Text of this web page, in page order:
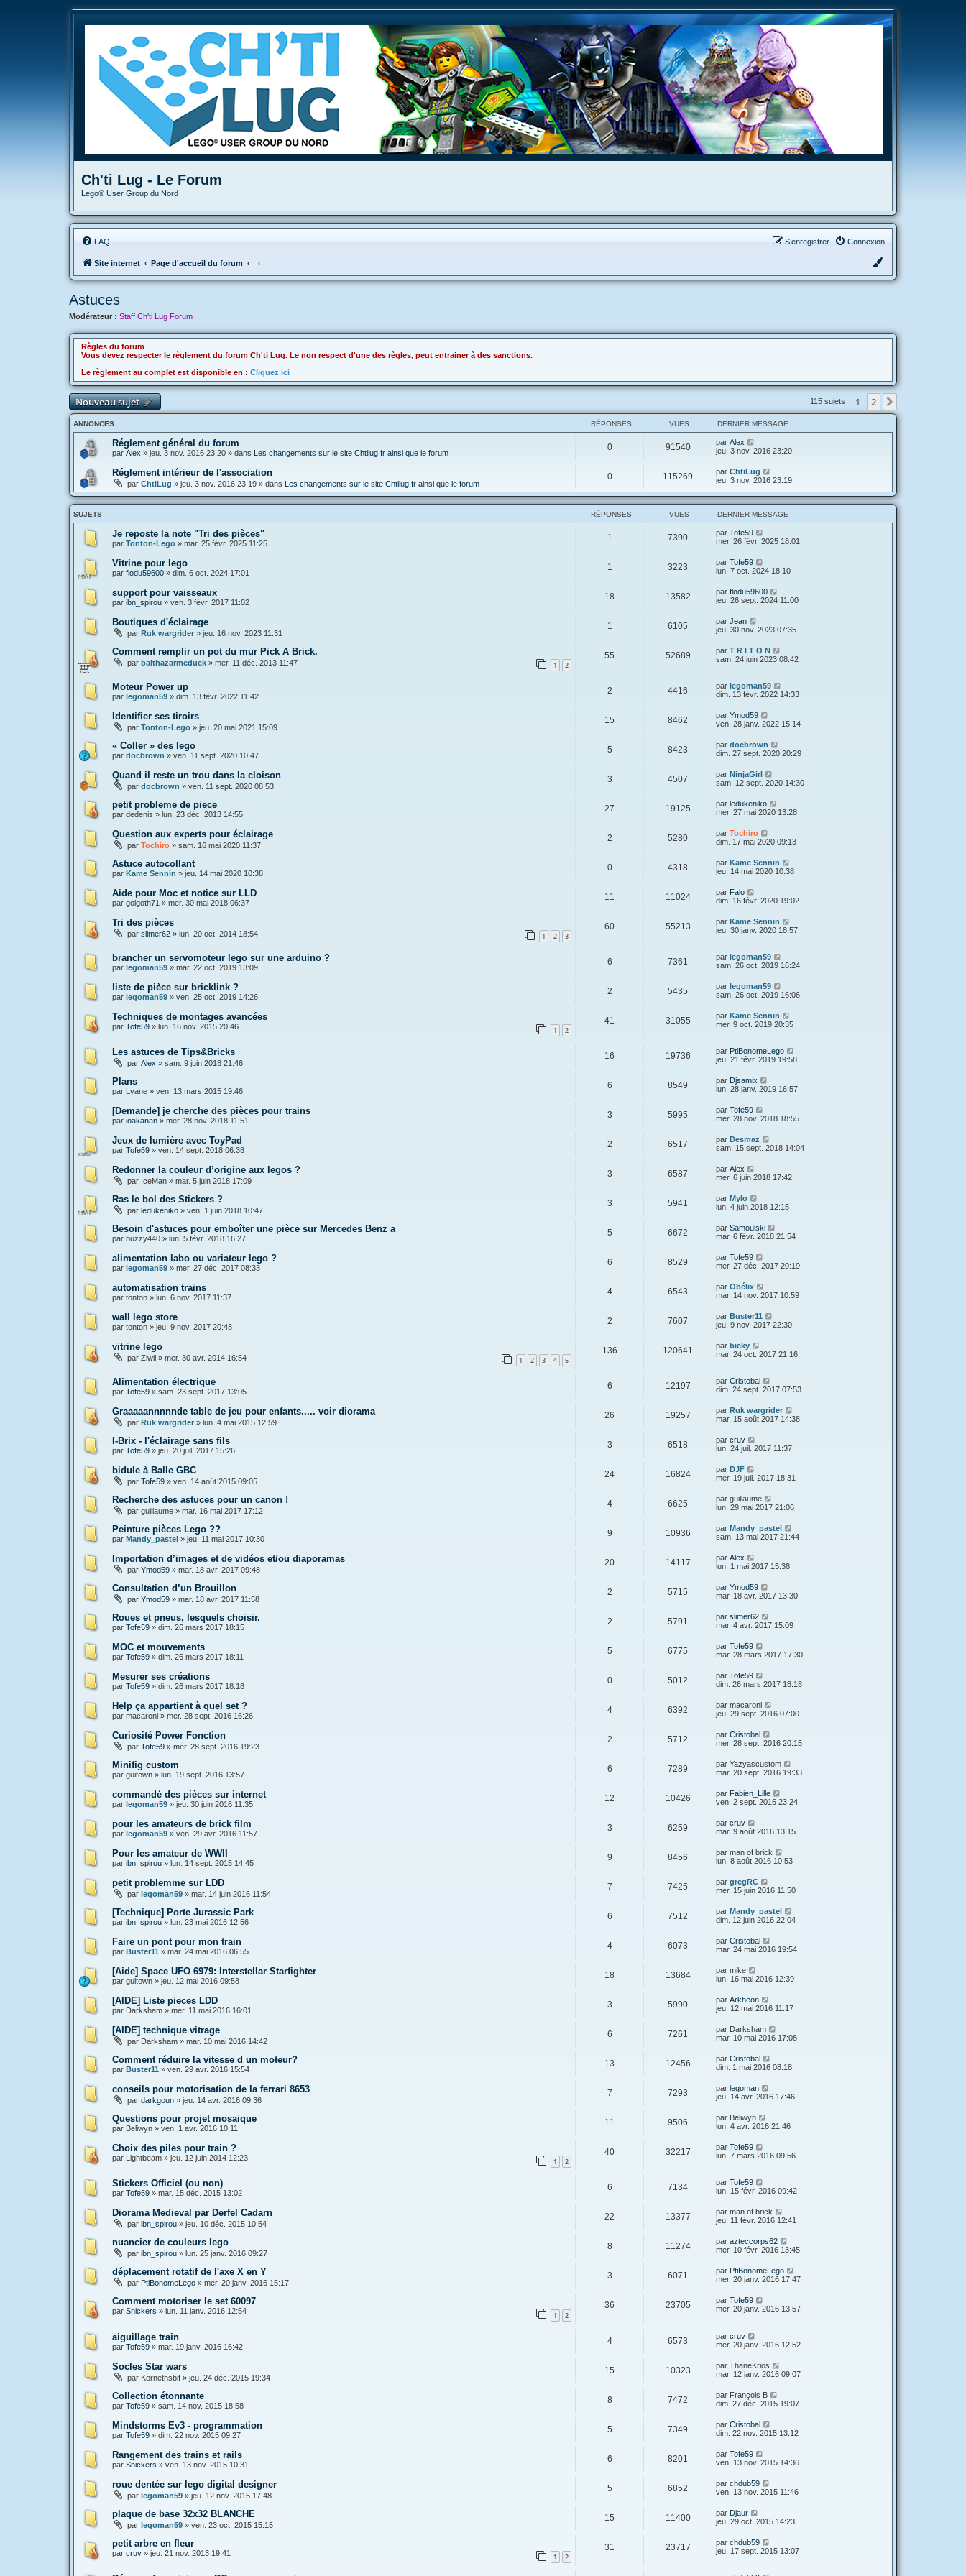
Ch'ti Lug - Le Forum
Lego® User Group du Nord
FAQ Connexion
S’enregistrer
Site internet Page d'accueil du forum
Astuces
Modérateur : Staff Ch'ti Lug Forum
Règles du forum
Vous devez respecter le règlement du forum Ch'ti Lug. Le non respect d'une des règles, peut entrainer à des sanctions.
Le règlement au complet est disponible en : Cliquez ici
Nouveau sujet 115 sujets 1 2
ANNONCES RÉPONSES VUES DERNIER MESSAGE
Réglement général du forum
par Alex » jeu. 3 nov. 2016 23:20 » dans Les changements sur le site Chtilug.fr ainsi que le forum
0 91540 par Alex
jeu. 3 nov. 2016 23:20
Réglement intérieur de l'association
par ChtiLug » jeu. 3 nov. 2016 23:19 » dans Les changements sur le site Chtilug.fr ainsi que le forum
0 115269 par ChtiLug
jeu. 3 nov. 2016 23:19
SUJETS RÉPONSES VUES DERNIER MESSAGE
Je reposte la note "Tri des pièces"
par Tonton-Lego » mar. 25 févr. 2025 11:25
1 7390 par Tofe59
mer. 26 févr. 2025 18:01
Vitrine pour lego
par flodu59600 » dim. 6 oct. 2024 17:01
1 3223 par Tofe59
lun. 7 oct. 2024 18:10
support pour vaisseaux
par ibn_spirou » ven. 3 févr. 2017 11:02
18 13582 par flodu59600
jeu. 26 sept. 2024 11:00
Boutiques d'éclairage
par Ruk wargrider » jeu. 16 nov. 2023 11:31
1 6105 par Jean
jeu. 30 nov. 2023 07:35
Comment remplir un pot du mur Pick A Brick.
par balthazarmcduck » mer. 11 déc. 2013 11:47 1 2
55 52689 par T R I T O N
sam. 24 juin 2023 08:42
Moteur Power up
par legoman59 » dim. 13 févr. 2022 11:42
2 4416 par legoman59
dim. 13 févr. 2022 14:33
Identifier ses tiroirs
par Tonton-Lego » jeu. 20 mai 2021 15:09
15 8462 par Ymod59
ven. 28 janv. 2022 15:14
« Coller » des lego
par docbrown » ven. 11 sept. 2020 10:47
5 8423 par docbrown
dim. 27 sept. 2020 20:29
Quand il reste un trou dans la cloison
par docbrown » ven. 11 sept. 2020 08:53
3 4507 par NinjaGirl
sam. 12 sept. 2020 14:30
petit probleme de piece
par dedenis » lun. 23 déc. 2013 14:55
27 19125 par ledukeniko
mer. 27 mai 2020 13:28
Question aux experts pour éclairage
par Tochiro » sam. 16 mai 2020 11:37
2 5280 par Tochiro
dim. 17 mai 2020 09:13
Astuce autocollant
par Kame Sennin » jeu. 14 mai 2020 10:38
0 4318 par Kame Sennin
jeu. 14 mai 2020 10:38
Aide pour Moc et notice sur LLD
par golgoth71 » mer. 30 mai 2018 06:37
11 11024 par Falo
dim. 16 févr. 2020 19:02
Tri des pièces
par slimer62 » lun. 20 oct. 2014 18:54 1 2 3
60 55213 par Kame Sennin
jeu. 30 janv. 2020 18:57
brancher un servomoteur lego sur une arduino ?
par legoman59 » mar. 22 oct. 2019 13:09
6 7361 par legoman59
sam. 26 oct. 2019 16:24
liste de pièce sur bricklink ?
par legoman59 » ven. 25 oct. 2019 14:26
2 5435 par legoman59
sam. 26 oct. 2019 16:06
Techniques de montages avancées
par Tofe59 » lun. 16 nov. 2015 20:46 1 2
41 31055 par Kame Sennin
mer. 9 oct. 2019 20:35
Les astuces de Tips&Bricks
par Alex » sam. 9 juin 2018 21:46
16 19736 par PtiBonomeLego
jeu. 21 févr. 2019 19:58
Plans
par Lyane » ven. 13 mars 2015 19:46
6 8549 par Djsamix
lun. 28 janv. 2019 16:57
[Demande] je cherche des pièces pour trains
par ioakanan » mer. 28 nov. 2018 11:51
3 5995 par Tofe59
mer. 28 nov. 2018 18:55
Jeux de lumière avec ToyPad
par Tofe59 » ven. 14 sept. 2018 06:38
2 6517 par Desmaz
sam. 15 sept. 2018 14:04
Redonner la couleur d’origine aux legos ?
par IceMan » mar. 5 juin 2018 17:09
3 6587 par Alex
mer. 6 juin 2018 17:42
Ras le bol des Stickers ?
par ledukeniko » ven. 1 juin 2018 10:47
3 5941 par Mylo
lun. 4 juin 2018 12:15
Besoin d'astuces pour emboîter une pièce sur Mercedes Benz a
par buzzy440 » lun. 5 févr. 2018 16:27
5 6672 par Samoulski
mar. 6 févr. 2018 21:54
alimentation labo ou variateur lego ?
par legoman59 » mer. 27 déc. 2017 08:33
6 8529 par Tofe59
mer. 27 déc. 2017 20:19
automatisation trains
par tonton » lun. 6 nov. 2017 11:37
4 6543 par Obélix
mar. 14 nov. 2017 10:59
wall lego store
par tonton » jeu. 9 nov. 2017 20:48
2 7607 par Buster11
jeu. 9 nov. 2017 22:30
vitrine lego
par Ziwil » mer. 30 avr. 2014 16:54 1 2 3 4 5
136 120641 par bicky
mar. 24 oct. 2017 21:16
Alimentation électrique
par Tofe59 » sam. 23 sept. 2017 13:05
6 12197 par Cristobal
dim. 24 sept. 2017 07:53
Graaaaannnnnde table de jeu pour enfants..... voir diorama
par Ruk wargrider » lun. 4 mai 2015 12:59
26 19257 par Ruk wargrider
mar. 15 août 2017 14:38
I-Brix - l'éclairage sans fils
par Tofe59 » jeu. 20 juil. 2017 15:26
3 6518 par cruv
lun. 24 juil. 2017 11:37
bidule à Balle GBC
par Tofe59 » ven. 14 août 2015 09:05
24 16824 par DJF
mer. 19 juil. 2017 18:31
Recherche des astuces pour un canon !
par guillaume » mar. 16 mai 2017 17:12
4 6625 par guillaume
lun. 29 mai 2017 21:06
Peinture pièces Lego ??
par Mandy_pastel » jeu. 11 mai 2017 10:30
9 10936 par Mandy_pastel
sam. 13 mai 2017 21:44
Importation d’images et de vidéos et/ou diaporamas
par Ymod59 » mar. 18 avr. 2017 09:48
20 14117 par Alex
lun. 1 mai 2017 15:38
Consultation d’un Brouillon
par Ymod59 » mar. 18 avr. 2017 11:58
2 5715 par Ymod59
mar. 18 avr. 2017 13:30
Roues et pneus, lesquels choisir.
par Tofe59 » dim. 26 mars 2017 18:15
2 5791 par slimer62
mar. 4 avr. 2017 15:09
MOC et mouvements
par Tofe59 » dim. 26 mars 2017 18:11
5 6775 par Tofe59
mar. 28 mars 2017 17:30
Mesurer ses créations
par Tofe59 » dim. 26 mars 2017 18:18
0 5012 par Tofe59
dim. 26 mars 2017 18:18
Help ça appartient à quel set ?
par macaroni » mer. 28 sept. 2016 16:26
4 6392 par macaroni
jeu. 29 sept. 2016 07:00
Curiosité Power Fonction
par Tofe59 » mer. 28 sept. 2016 19:23
2 5712 par Cristobal
mer. 28 sept. 2016 20:15
Minifig custom
par guitown » lun. 19 sept. 2016 13:57
6 7289 par Yazyascustom
mar. 20 sept. 2016 19:33
commandé des pièces sur internet
par legoman59 » jeu. 30 juin 2016 11:35
12 10426 par Fabien_Lille
ven. 2 sept. 2016 23:24
pour les amateurs de brick film
par legoman59 » ven. 29 avr. 2016 11:57
3 6259 par cruv
mar. 9 août 2016 13:15
Pour les amateur de WWII
par ibn_spirou » lun. 14 sept. 2015 14:45
9 8456 par man of brick
lun. 8 août 2016 10:53
petit problemme sur LDD
par legoman59 » mar. 14 juin 2016 11:54
7 7425 par gregRC
mer. 15 juin 2016 11:50
[Technique] Porte Jurassic Park
par ibn_spirou » lun. 23 mai 2016 12:56
6 7512 par Mandy_pastel
dim. 12 juin 2016 22:04
Faire un pont pour mon train
par Buster11 » mar. 24 mai 2016 06:55
4 6073 par Cristobal
mar. 24 mai 2016 19:54
[Aide] Space UFO 6979: Interstellar Starfighter
par guitown » jeu. 12 mai 2016 09:58
18 13684 par mike
lun. 16 mai 2016 12:39
[AIDE] Liste pieces LDD
par Darksham » mer. 11 mai 2016 16:01
3 5990 par Arkheon
jeu. 12 mai 2016 11:17
[AIDE] technique vitrage
par Darksham » mar. 10 mai 2016 14:42
6 7261 par Darksham
mar. 10 mai 2016 17:08
Comment réduire la vitesse d un moteur?
par Buster11 » ven. 29 avr. 2016 15:54
13 12456 par Cristobal
dim. 1 mai 2016 08:18
conseils pour motorisation de la ferrari 8653
par darkgoun » jeu. 14 avr. 2016 09:36
7 7293 par legoman
jeu. 14 avr. 2016 17:46
Questions pour projet mosaique
par Beliwyn » ven. 1 avr. 2016 10:11
11 9506 par Beliwyn
lun. 4 avr. 2016 21:46
Choix des piles pour train ?
par Lightbeam » jeu. 12 juin 2014 12:23 1 2
40 32217 par Tofe59
lun. 7 mars 2016 09:56
Stickers Officiel (ou non)
par Tofe59 » mar. 15 déc. 2015 13:02
6 7134 par Tofe59
lun. 15 févr. 2016 09:42
Diorama Medieval par Derfel Cadarn
par ibn_spirou » jeu. 10 déc. 2015 10:54
22 13377 par man of brick
jeu. 11 févr. 2016 12:41
nuancier de couleurs lego
par ibn_spirou » lun. 25 janv. 2016 09:27
8 11274 par azteccorps62
mer. 10 févr. 2016 13:45
déplacement rotatif de l'axe X en Y
par PtiBonomeLego » mer. 20 janv. 2016 15:17
3 6071 par PtiBonomeLego
mer. 20 janv. 2016 17:47
Comment motoriser le set 60097
par Snickers » lun. 11 janv. 2016 12:54 1 2
36 23705 par Tofe59
mer. 20 janv. 2016 13:57
aiguillage train
par Tofe59 » mar. 19 janv. 2016 16:42
4 6573 par cruv
mer. 20 janv. 2016 12:52
Socles Star wars
par Kornethsbif » jeu. 24 déc. 2015 19:34
15 10323 par ThaneKrios
mar. 12 janv. 2016 09:07
Collection étonnante
par Tofe59 » sam. 14 nov. 2015 18:58
8 7472 par François B
dim. 27 déc. 2015 19:07
Mindstorms Ev3 - programmation
par Tofe59 » dim. 22 nov. 2015 09:27
5 7349 par Cristobal
dim. 22 nov. 2015 13:12
Rangement des trains et rails
par Snickers » ven. 13 nov. 2015 10:31
6 8201 par Tofe59
ven. 13 nov. 2015 14:36
roue dentée sur lego digital designer
par legoman59 » jeu. 12 nov. 2015 17:48
5 6852 par chdub59
ven. 13 nov. 2015 11:46
plaque de base 32x32 BLANCHE
par legoman59 » ven. 23 oct. 2015 15:15
15 11400 par Djaur
jeu. 29 oct. 2015 14:23
petit arbre en fleur
par cruv » jeu. 21 nov. 2013 19:41 1 2
31 23717 par chdub59
jeu. 17 sept. 2015 13:07